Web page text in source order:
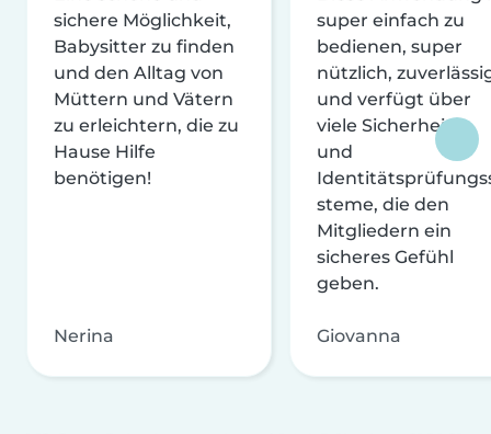
sichere Möglichkeit,
Babysitter zu finden
und den Alltag von
Müttern und Vätern
zu erleichtern, die zu
Hause Hilfe
benötigen!
Nerina
super einfach zu
bedienen, super
nützlich,
und verfügt über
viele Sicherheits-
und
steme, die den
Mitgliedern ein
sicheres Gefühl
geben.
Giovanna